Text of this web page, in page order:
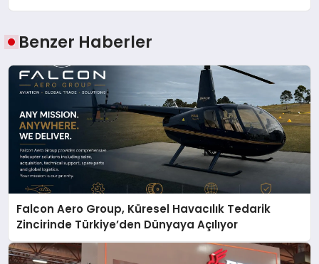
Benzer Haberler
Falcon Aero Group, Küresel Havacılık Tedarik
Zincirinde Türkiye’den Dünyaya Açılıyor